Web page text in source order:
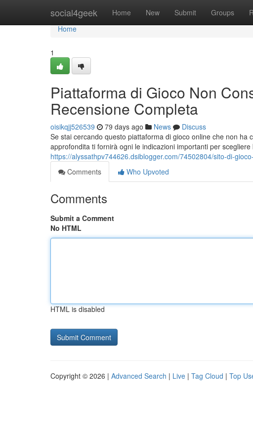
social4geek Home New Submit Groups
Home
Home
1
Piattaforma di Gioco Non
Recensione Completa
oisikqjj526539 79 days ago News
Discuss
Se stai cercando questo piattaforma di gioco online che non
approfondita ti fornirà ogni le indicazioni importanti per
https://alyssathpv744626.dsiblogger.com/74502804/sito-di-
Comments
Who Upvoted
Comments
Submit a Comment
No HTML
HTML is disabled
Copyright © 2026 | Advanced Search | Live | Tag Cloud | Top